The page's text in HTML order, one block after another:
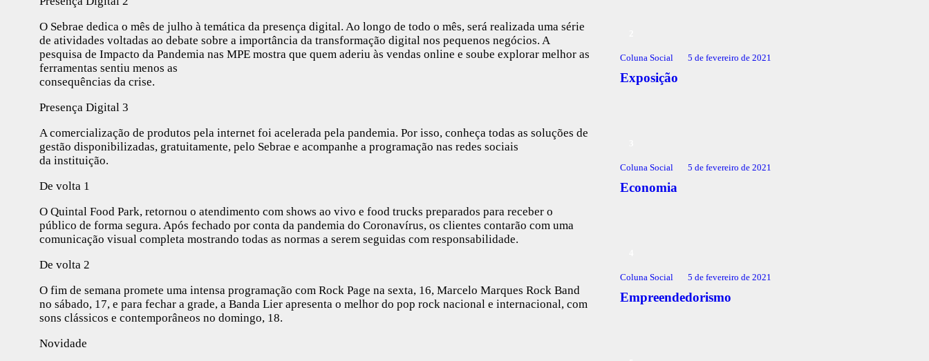
O Sebrae dedica o mês de julho à temática da presença digital. Ao longo de todo o mês, será realizada uma série
de atividades voltadas ao debate sobre a importância da transformação digital nos pequenos negócios. A
pesquisa de Impacto da Pandemia nas MPE mostra que quem aderiu às vendas online e soube explorar melhor as
ferramentas sentiu menos as
consequências da crise.
Presença Digital 3
A comercialização de produtos pela internet foi acelerada pela pandemia. Por isso, conheça todas as soluções de
gestão disponibilizadas, gratuitamente, pelo Sebrae e acompanhe a programação nas redes sociais
da instituição.
De volta 1
O Quintal Food Park, retornou o atendimento com shows ao vivo e food trucks preparados para receber o
público de forma segura. Após fechado por conta da pandemia do Coronavírus, os clientes contarão com uma
comunicação visual completa mostrando todas as normas a serem seguidas com responsabilidade.
De volta 2
O fim de semana promete uma intensa programação com Rock Page na sexta, 16, Marcelo Marques Rock Band
no sábado, 17, e para fechar a grade, a Banda Lier apresenta o melhor do pop rock nacional e internacional, com
sons clássicos e contemporâneos no domingo, 18.
Novidade
Coluna Social 5 de fevereiro de 2021
Exposição
Coluna Social 5 de fevereiro de 2021
Economia
Coluna Social 5 de fevereiro de 2021
Empreendedorismo